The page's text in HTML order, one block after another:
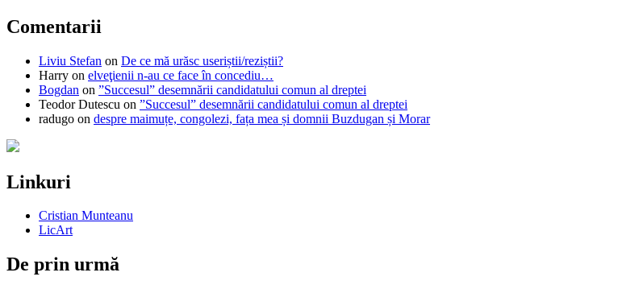
Comentarii
Liviu Stefan on De ce mă urăsc useriștii/reziștii?
Harry on elveţienii n-au ce face în concediu…
Bogdan on ”Succesul” desemnării candidatului comun al dreptei
Teodor Dutescu on ”Succesul” desemnării candidatului comun al dreptei
radugo on despre maimuțe, congolezi, fața mea și domnii Buzdugan și Morar
Linkuri
Cristian Munteanu
LicArt
De prin urmă